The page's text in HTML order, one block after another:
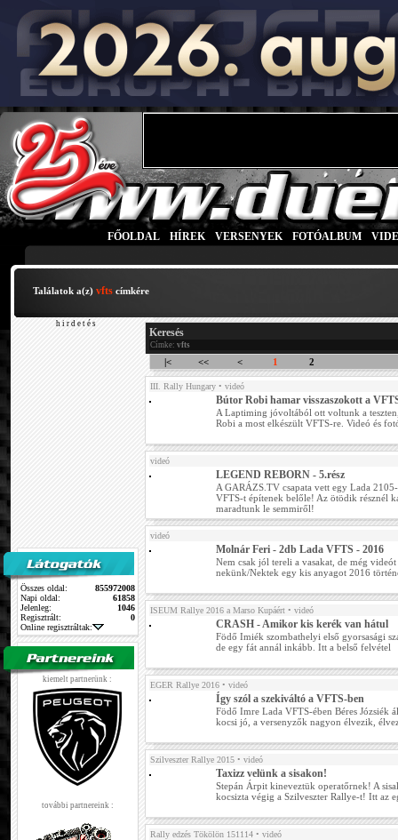
FŐOLDAL HÍREK VERSENYEK FOTÓALBUM
Találatok a(z)vfts címkére
h i r d e t é s
Összes oldal:
855972008
Napi oldal:
61858
Jelenleg:
1046
Regisztrált:
0
Online regisztráltak:
kiemelt partnerünk :
további partnereink :
Keresés
Címke: vfts
|< << < 1 2
III. Rally Hungary • videó
Bútor Robi hamar visszaszokott a
A Laptiming jóvoltából ott voltunk a
Robi a most elkészült VFTS-re. Videó és
videó
LEGEND REBORN - 5.rész
A GARÁZS.TV csapata vett egy Lada
VFTS-t építenek belőle! Az ötödik résznél
maradtunk le semmiről!
videó
Molnár Feri - 2db Lada VFTS - 2016
Nem csak jól tereli a vasakat, de még
nekünk/Nektek egy kis anyagot 2016
ISEUM Rallye 2016 a Marso Kupáért • videó
CRASH - Amikor kis kerék van hátul
Födő Imiék szombathelyi első gyorsasági
de egy fát annál inkább. Itt a belső felvétel
EGER Rallye 2016 • videó
Így szól a szekiváltó a VFTS-ben
Födő Imre Lada VFTS-ében Béres Józsiék
kocsi jó, a versenyzők nagyon élvezik,
Szilveszter Rallye 2015 • videó
Taxizz velünk a sisakon!
Stepán Árpit kineveztük operatőrnek! A
kocsizta végig a Szilveszter Rallye-t! Itt az
Rally edzés Tökölön 151114 • videó